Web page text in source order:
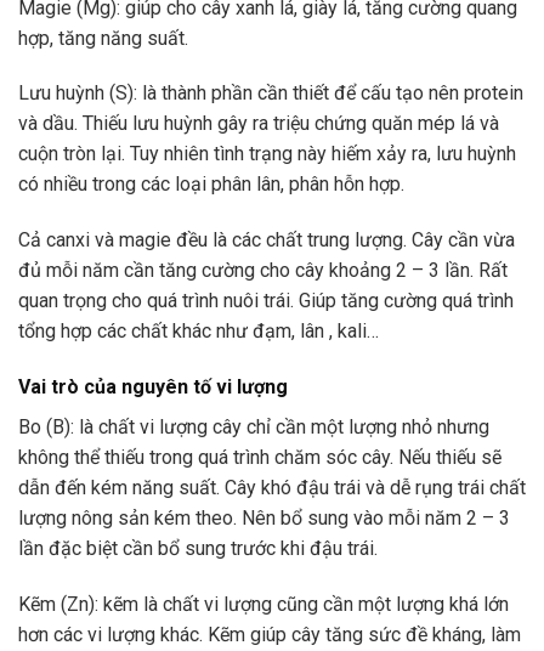
Magie (Mg): giúp cho cây xanh lá, giày lá, tăng cường quang
hợp, tăng năng suất.
Lưu huỳnh (S): là thành phần cần thiết để cấu tạo nên protein
và dầu. Thiếu lưu huỳnh gây ra triệu chứng quăn mép lá và
cuộn tròn lại. Tuy nhiên tình trạng này hiếm xảy ra, lưu huỳnh
có nhiều trong các loại phân lân, phân hỗn hợp.
Cả canxi và magie đều là các chất trung lượng. Cây cần vừa
đủ mỗi năm cần tăng cường cho cây khoảng 2 – 3 lần. Rất
quan trọng cho quá trình nuôi trái. Giúp tăng cường quá trình
tổng hợp các chất khác như đạm, lân , kali…
Vai trò của nguyên tố vi lượng
Bo (B): là chất vi lượng cây chỉ cần một lượng nhỏ nhưng
không thể thiếu trong quá trình chăm sóc cây. Nếu thiếu sẽ
dẫn đến kém năng suất. Cây khó đậu trái và dễ rụng trái chất
lượng nông sản kém theo. Nên bổ sung vào mỗi năm 2 – 3
lần đặc biệt cần bổ sung trước khi đậu trái.
Kẽm (Zn): kẽm là chất vi lượng cũng cần một lượng khá lớn
hơn các vi lượng khác. Kẽm giúp cây tăng sức đề kháng, làm